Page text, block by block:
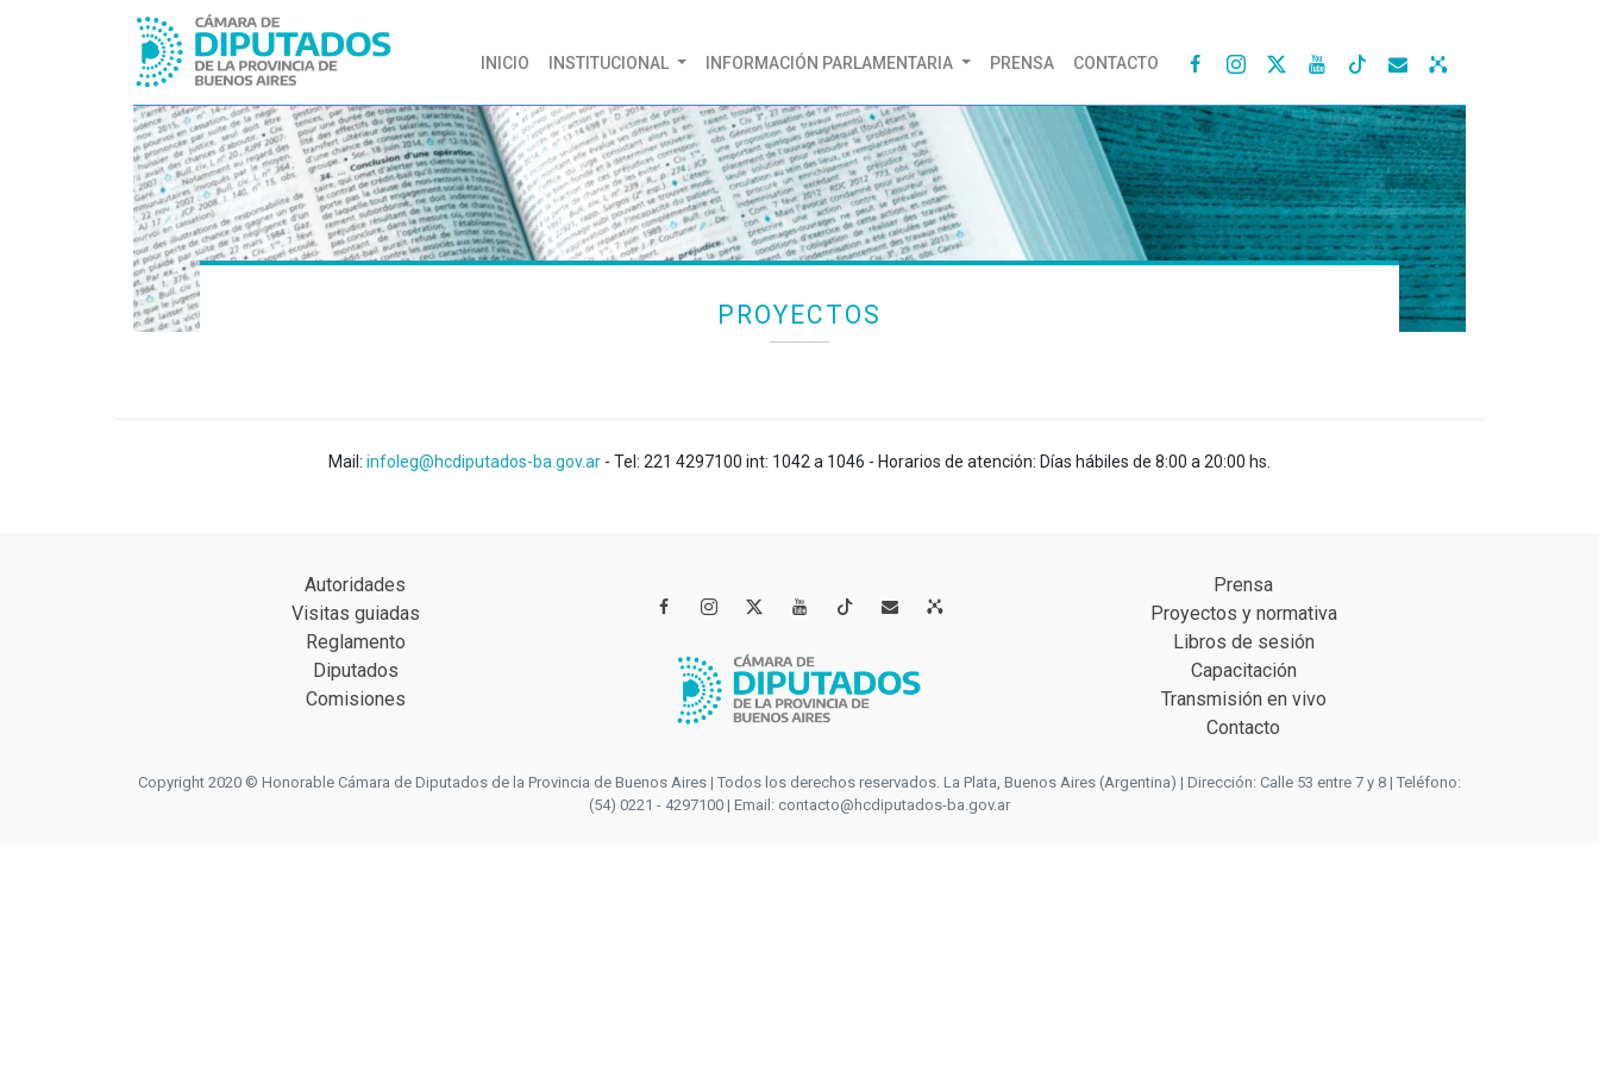
INICIO (CURRENT)
INSTITUCIONAL INFORMACIÓN PARLAMENTARIA PRENSA CONTACTO    
PROYECTOS
Mail: infoleg@hcdiputados-ba.gov.ar - Tel: 221 4297100 int: 1042 a 1046 - Horarios de atención: Días hábiles de 8:00 a 20:00 hs.
Autoridades
Visitas guiadas
Reglamento
Diputados
Comisiones
   
Prensa
Proyectos y normativa
Libros de sesión
Capacitación
Transmisión en vivo
Contacto
Copyright 2020 © Honorable Cámara de Diputados de la Provincia de Buenos Aires | Todos los derechos reservados. La Plata, Buenos Aires (Argentina) | Dirección: Calle 53 entre 7 y 8 | Teléfono:
(54) 0221 - 4297100 | Email: contacto@hcdiputados-ba.gov.ar